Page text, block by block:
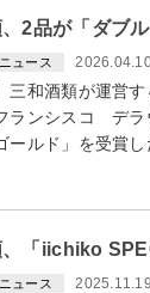
2品が「ダブ
ニュース
三和酒類が運営
ランシスコ デラ
ールド」を受
、「iichiko
ニュース 2025.11.19